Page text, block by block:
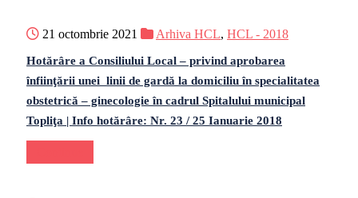
21 octombrie 2021 Arhiva HCL, HCL - 2018
Hotărâre a Consiliului Local – privind aprobarea
înfiinţării unei linii de gardă la domiciliu în specialitatea
obstetrică – ginecologie în cadrul Spitalului municipal
Topliţa | Info hotărâre: Nr. 23 / 25 Ianuarie 2018